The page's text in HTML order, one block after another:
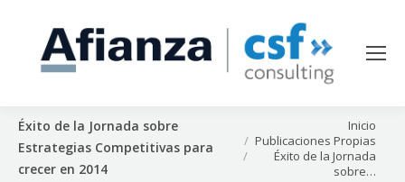
Éxito de la Jornada sobre
Estrategias Competitivas para
crecer en 2014
Inicio
Publicaciones Propias
Éxito de la Jornada
sobre…